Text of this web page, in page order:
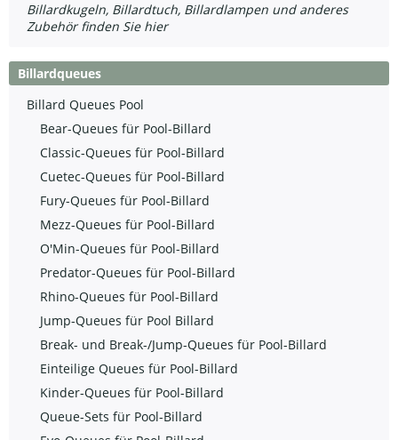
Billardkugeln, Billardtuch, Billardlampen und anderes
Zubehör finden Sie hier
Billardqueues
Billard Queues Pool
Bear-Queues für Pool-Billard
Classic-Queues für Pool-Billard
Cuetec-Queues für Pool-Billard
Fury-Queues für Pool-Billard
Mezz-Queues für Pool-Billard
O'Min-Queues für Pool-Billard
Predator-Queues für Pool-Billard
Rhino-Queues für Pool-Billard
Jump-Queues für Pool Billard
Break- und Break-/Jump-Queues für Pool-Billard
Einteilige Queues für Pool-Billard
Kinder-Queues für Pool-Billard
Queue-Sets für Pool-Billard